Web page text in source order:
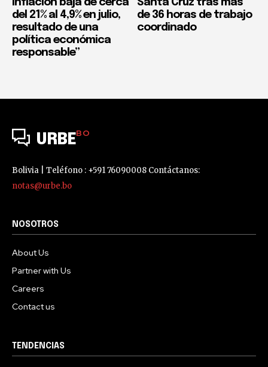
inflación baja de cerca
del 21% al 4,9% en julio,
resultado de una
política económica
responsable”
Santa Cruz tras más
de 36 horas de trabajo
coordinado
URBEBO
Bolivia | Teléfono : +591 76090008 Contáctanos:
notas@urbe.bo
NOSOTROS
About Us
Partner with Us
Careers
Contact us
TENDENCIAS